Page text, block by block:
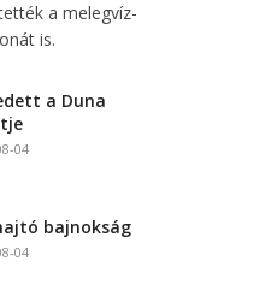
a melegvíz-
is.
a Duna
04
bajnokság
04